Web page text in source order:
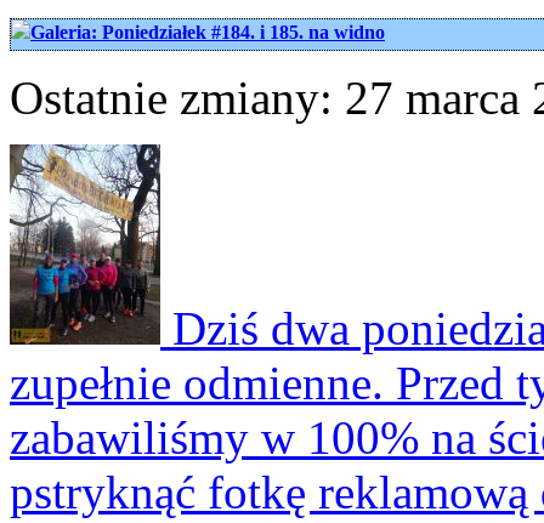
Galeria: Poniedziałek #184. i 185. na widno
Ostatnie zmiany: 27 marca
Dziś dwa
zupełnie odmienne. Przed
zabawiliśmy w 100% na
pstryknąć fotkę